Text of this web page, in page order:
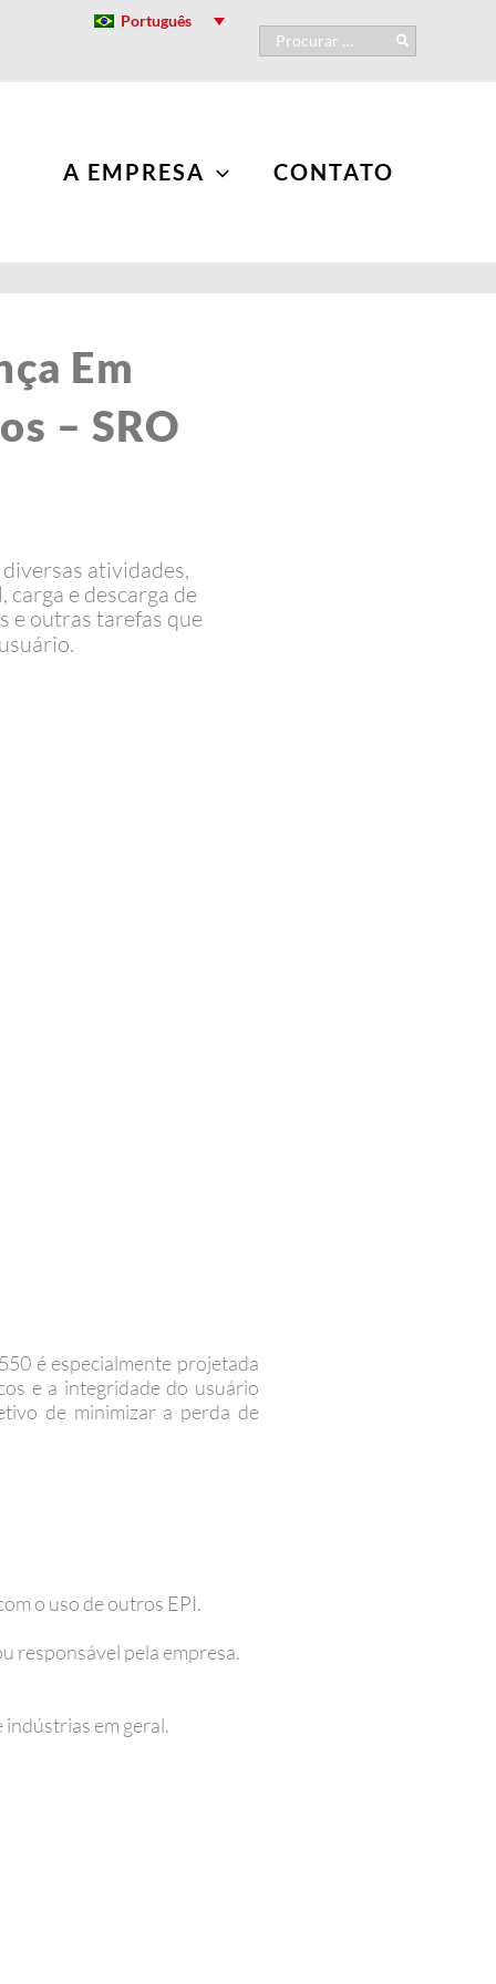
Português
Procurar:
A EMPRESA CONTATO
Em
– SRO
atividades,
e descarga de
e outras tarefas que
é especialmente projetada
e a integridade do usuário
de minimizar a perda de
o uso de outros EPI.
responsável pela empresa.
em geral.